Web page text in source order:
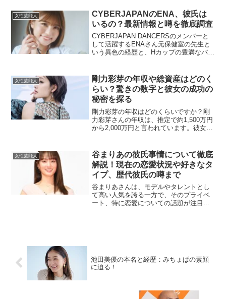
のではないでしょうか。この記事では、
栗生みなさんのこれまでの...
女性芸能人
CYBERJAPANのENA、彼氏は
いるの？最新情報と噂を徹底調査
CYBERJAPAN DANCERSのメンバーと
して活躍するENAさん元保健室の先生と
いう異色の経歴と、Hカップの豊満なバス
報をもとに探ってみました。ENAさんの
プロ...
女性芸能人
剛力彩芽の年収や総資産はどのく
らい？驚きの数字と彼女の成功の
秘密を探る
剛力彩芽の年収はどのくらいですか？剛
力彩芽さんの年収は、推定で約1,500万円
から2,000万円と言われています。彼女は
やイベント出演などからも収入を得てい
ます。特に...
女性芸能人
谷まりあの彼氏事情について徹底
解説！現在の恋愛状況や好きなタ
イプ、歴代彼氏の噂まで
谷まりあさんは、モデルやタレントとし
て高い人気を誇る一方で、そのプライベ
ート、特に恋愛についての話題が注目さ
池田美優の本名と経歴：みちょぱの素顔
に迫る！